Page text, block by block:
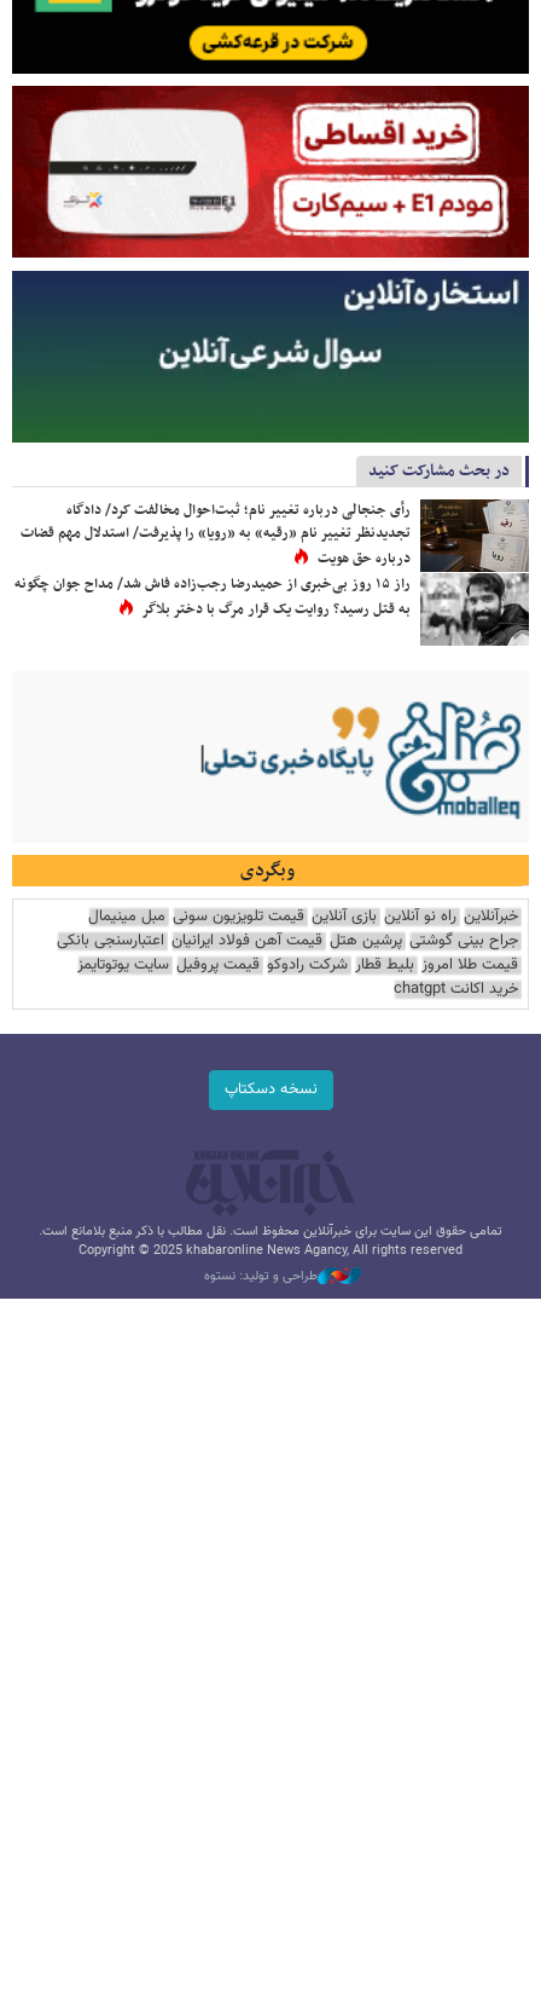
در بحث مشارکت کنید
رأی جنجالی درباره تغییر نام؛ ثبت‌احوال مخالفت کرد/ دادگاه
تجدیدنظر تغییر نام «رقیه» به «رویا» را پذیرفت/ استدلال مهم قضات
درباره حق هویت
راز ۱۵ روز بی‌خبری از حمیدرضا رجب‌زاده فاش شد/ مداح جوان چگونه
به قتل رسید؟ روایت یک قرار مرگ با دختر بلاگر
وبگردی
خبرآنلاین راه نو آنلاین بازی آنلاین قیمت تلویزیون سونی مبل مینیمال
جراح بینی گوشتی پرشین هتل قیمت آهن فولاد ایرانیان اعتبارسنجی بانکی
قیمت طلا امروز بلیط قطار شرکت رادوکو قیمت پروفیل سایت یوتوتایمز
خرید اکانت chatgpt
نسخه دسکتاپ
تمامی حقوق این سایت برای خبرآنلاین محفوظ است. نقل مطالب با ذکر منبع بلامانع است.
Copyright © 2025 khabaronline News Agancy, All rights reserved
طراحی و تولید: نستوه